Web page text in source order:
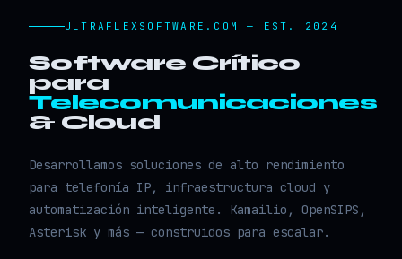
ULTRAFLEXSOFTWARE.COM — EST. 2024
Software Crítico
para
Telecomunicaciones
& Cloud
Desarrollamos soluciones de alto rendimiento
para telefonía IP, infraestructura cloud y
automatización inteligente. Kamailio, OpenSIPS,
Asterisk y más — construidos para escalar.